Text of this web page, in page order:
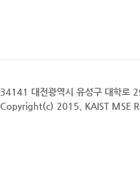
34141 대전광역시 유성구 대학
Copyright(c) 2015. KAIST MSE